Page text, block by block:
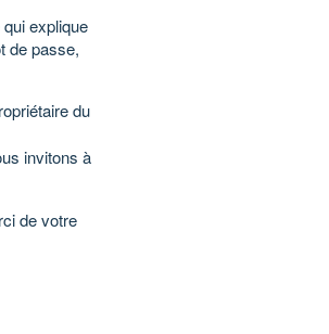
explique
de passe,
du
invitons à
de votre